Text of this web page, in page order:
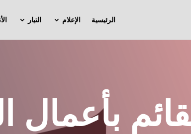
الرئيسية الإعلام التيار